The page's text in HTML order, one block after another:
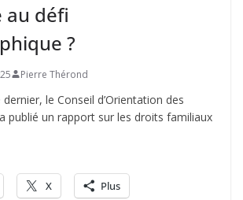
au défi
?
Pierre Thérond
le Conseil d’Orientation des
publié un rapport sur les droits familiaux
X Plus